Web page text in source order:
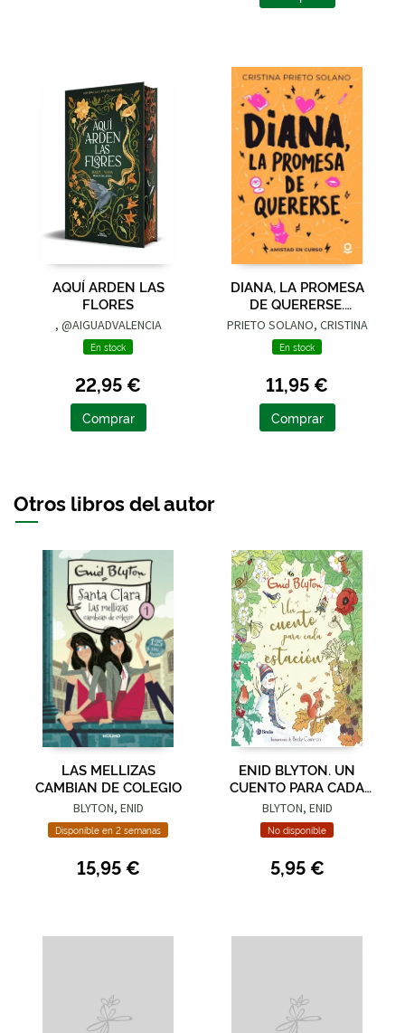
AQUÍ ARDEN LAS
FLORES
, @AIGUADVALENCIA
En stock
22,95 €
Comprar
DIANA, LA PROMESA
DE QUERERSE.
AMISTAD EN CURSO
PRIETO SOLANO, CRISTINA
En stock
11,95 €
Comprar
Otros libros del autor
LAS MELLIZAS
CAMBIAN DE COLEGIO
BLYTON, ENID
Disponible en 2 semanas
15,95 €
ENID BLYTON. UN
CUENTO PARA CADA
ESTACIÓN
BLYTON, ENID
No disponible
5,95 €